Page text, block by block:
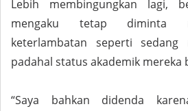
Lebih membingungkan lagi,
mengaku tetap diminta
keterlambatan seperti sedang
padahal status akademik mereka
“Saya bahkan didenda